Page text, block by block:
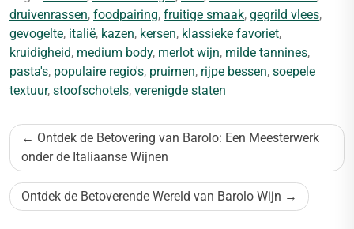
druivenrassen, foodpairing, fruitige smaak, gegrild vlees,
gevogelte, italië, kazen, kersen, klassieke favoriet,
kruidigheid, medium body, merlot wijn, milde tannines,
pasta's, populaire regio's, pruimen, rijpe bessen, soepele
textuur, stoofschotels, verenigde staten
Bericht
navigatie
Ontdek de Betovering van Barolo: Een Meesterwerk
onder de Italiaanse Wijnen
Ontdek de Betoverende Wereld van Barolo Wijn